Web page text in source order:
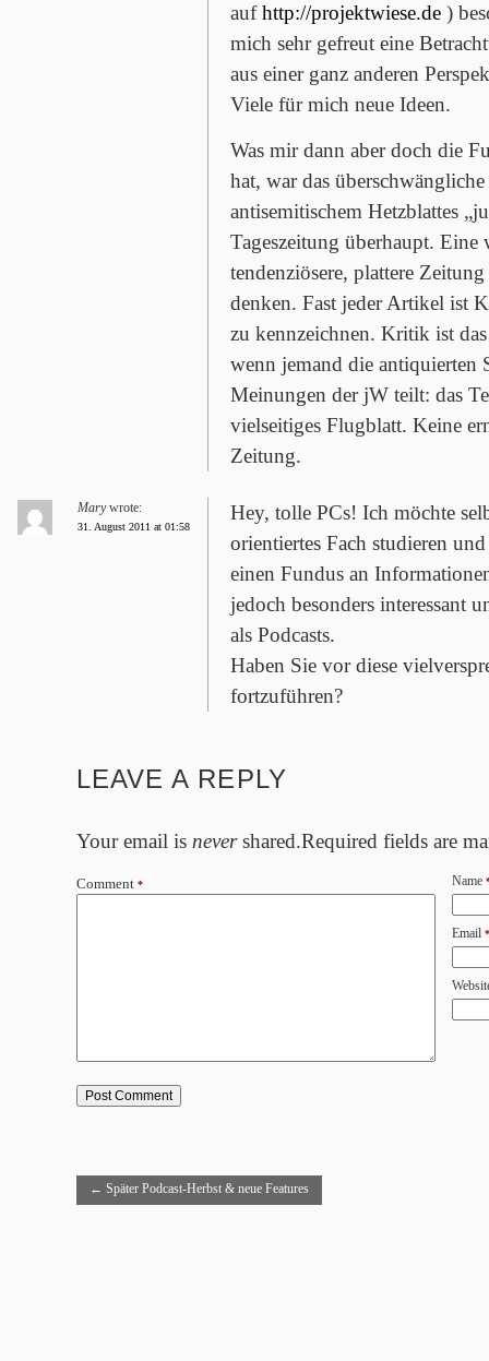
← Später Podcast-Herbst & neue Features
aufhttp://projektwiese.de )
mich sehr gefreut eine
aus einer ganz anderen
Viele für mich neue Ideen.
Was mir dann aber doch die
hat, war das
antisemitischem Hetzblattes
Tageszeitung überhaupt. Eine
tendenziösere, plattere
denken. Fast jeder Artikel ist
zu kennzeichnen. Kritik ist das
wenn jemand die antiquierten
Meinungen der jW teilt: das
vielseitiges Flugblatt. Keine
Zeitung.
Mary wrote:
31. August 2011 at 01:58
Hey, tolle PCs! Ich möchte
orientiertes Fach studieren
einen Fundus an
jedoch besonders interessant
als Podcasts.
Haben Sie vor diese
fortzuführen?
LEAVE A REPLY
Your email is nevershared.Required fields are
Comment * Name
Email *